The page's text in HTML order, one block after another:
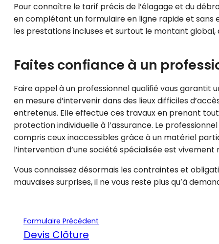
Pour connaître le tarif précis de l’élagage et du
en complétant un formulaire en ligne rapide et sans
les prestations incluses et surtout le montant global,
Faites confiance à un
Faire appel à un professionnel qualifié vous garantit
en mesure d’intervenir dans des lieux difficiles
entretenus. Elle effectue ces travaux en prenant
protection individuelle à l’assurance. Le
compris ceux inaccessibles grâce à un matériel
l’intervention d’une société spécialisée est
Vous connaissez désormais les contraintes et
mauvaises surprises, il ne vous reste plus qu’à
Formulaire Précédent
Devis Clôture